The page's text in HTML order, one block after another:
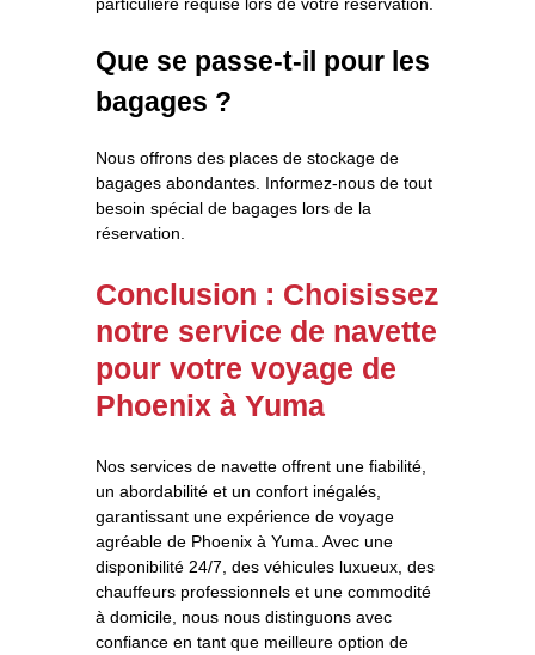
Que se passe-t-il pour les
bagages ?
Nous offrons des places de stockage de
bagages abondantes. Informez-nous de tout
besoin spécial de bagages lors de la
réservation.
Conclusion : Choisissez
notre service de navette
pour votre voyage de
Phoenix à Yuma
Nos services de navette offrent une fiabilité,
un abordabilité et un confort inégalés,
garantissant une expérience de voyage
agréable de Phoenix à Yuma. Avec une
disponibilité 24/7, des véhicules luxueux, des
chauffeurs professionnels et une commodité
à domicile, nous nous distinguons avec
confiance en tant que meilleure option de